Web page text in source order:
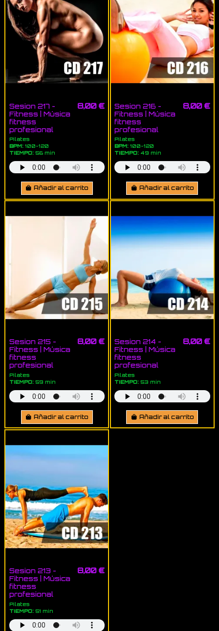
Sesion 217 -
Fitness | Música
fitness
profesional
Pilates
BPM:100-120
TIEMPO:56 min
8,00 €
Añadir al carrito
Sesion 216 -
Fitness | Música
fitness
profesional
Pilates
BPM: 100-120
TIEMPO: 49 min
8,00 €
Añadir al carrito
Sesion 215 -
Fitness | Música
fitness
profesional
Pilates
TIEMPO:59 min
8,00 €
Añadir al carrito
Sesion 214 -
Fitness | Música
fitness
profesional
Pilates
TIEMPO: 53 min
8,00 €
Añadir al carrito
Sesion 213 -
Fitness | Música
fitness
profesional
Pilates
TIEMPO:51 min
8,00 €